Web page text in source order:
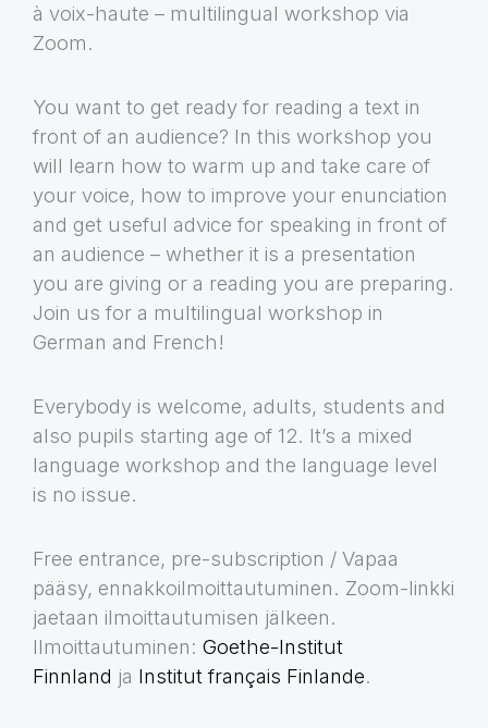
à voix-haute – multilingual workshop via
Zoom.
You want to get ready for reading a text in
front of an audience? In this workshop you
will learn how to warm up and take care of
your voice, how to improve your enunciation
and get useful advice for speaking in front of
an audience – whether it is a presentation
you are giving or a reading you are preparing.
Join us for a multilingual workshop in
German and French!
Everybody is welcome, adults, students and
also pupils starting age of 12. It’s a mixed
language workshop and the language level
is no issue.
Free entrance, pre-subscription / Vapaa
pääsy, ennakkoilmoittautuminen. Zoom-linkki
jaetaan ilmoittautumisen jälkeen.
Ilmoittautuminen: Goethe-Institut
Finnland ja Institut français Finlande.